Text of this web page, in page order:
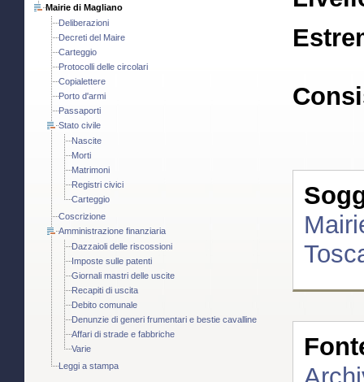
Mairie di Magliano
Deliberazioni
Decreti del Maire
Carteggio
Protocolli delle circolari
Copialettere
Porto d'armi
Passaporti
Stato civile
Nascite
Morti
Matrimoni
Registri civici
Carteggio
Coscrizione
Amministrazione finanziaria
Dazzaioli delle riscossioni
Imposte sulle patenti
Giornali mastri delle uscite
Recapiti di uscita
Debito comunale
Denunzie di generi frumentari e bestie cavalline
Affari di strade e fabbriche
Varie
Leggi a stampa